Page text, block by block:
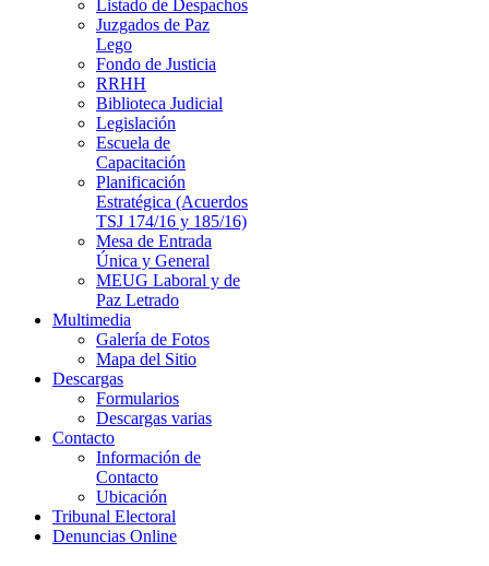
Listado de Despachos
Juzgados de Paz
Lego
Fondo de Justicia
RRHH
Biblioteca Judicial
Legislación
Escuela de
Capacitación
Planificación
Estratégica (Acuerdos
TSJ 174/16 y 185/16)
Mesa de Entrada
Única y General
MEUG Laboral y de
Paz Letrado
Multimedia
Galería de Fotos
Mapa del Sitio
Descargas
Formularios
Descargas varias
Contacto
Información de
Contacto
Ubicación
Tribunal Electoral
Denuncias Online